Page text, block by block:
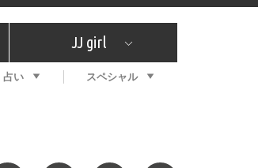
プチプラ プレゼント
What's NEW？ 特集
プレゼント
恋愛
JJ girl
特集 おしゃラン！
占い スペシャル